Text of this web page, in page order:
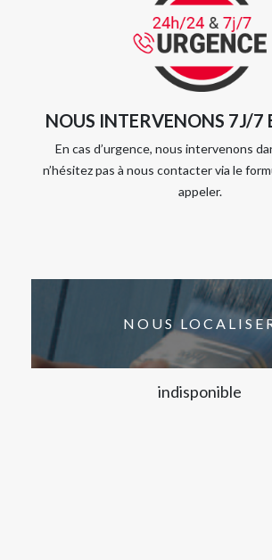
NOUS INTERVENONS 7J/7
En cas d’urgence, nous intervenons
n’hésitez pas à nous contacter via le
appeler.
NOUS
indisponible